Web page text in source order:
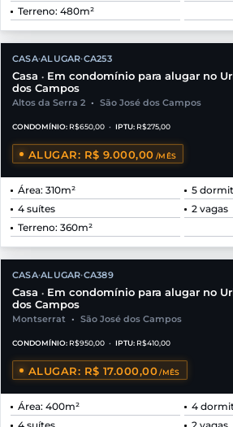
Terreno: 480m²
CASA•ALUGAR•CA253
Casa • Em condomínio para alugar no
dos Campos
Altos da Serra 2 • São José dos Campos
CONDOMÍNIO: R$650,00 • IPTU: R$275,00
ALUGAR: R$ 9.000,00 /MÊS
Área: 310m²
5
4 suítes
2 vagas
Terreno: 360m²
CASA•ALUGAR•CA389
Casa • Em condomínio para alugar no
dos Campos
Montserrat • São José dos Campos
CONDOMÍNIO: R$950,00 • IPTU: R$410,00
ALUGAR: R$ 17.000,00 /MÊS
Área: 400m²
4